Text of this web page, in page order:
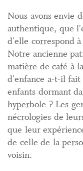
Nous avons envie
authentique, que
d'elle correspond
Notre ancienne
matière de café à
d'enfance a-t-il fait
enfants dormant
hyperbole ? Les
nécrologies de
que leur
de celle de la
voisin.